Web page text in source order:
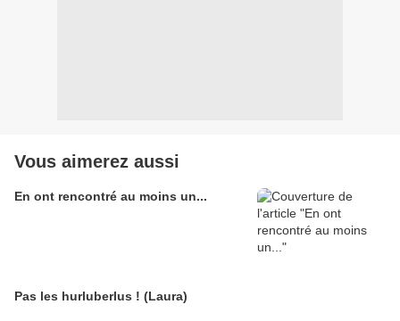
Vous aimerez aussi
En ont rencontré au moins un...
Pas les hurluberlus ! (Laura)